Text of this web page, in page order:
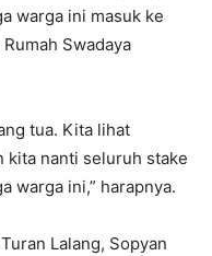
warga ini masuk ke
Swadaya
tua. Kita lihat
kita nanti seluruh stake
warga ini,” harapnya.
Lalang, Sopyan